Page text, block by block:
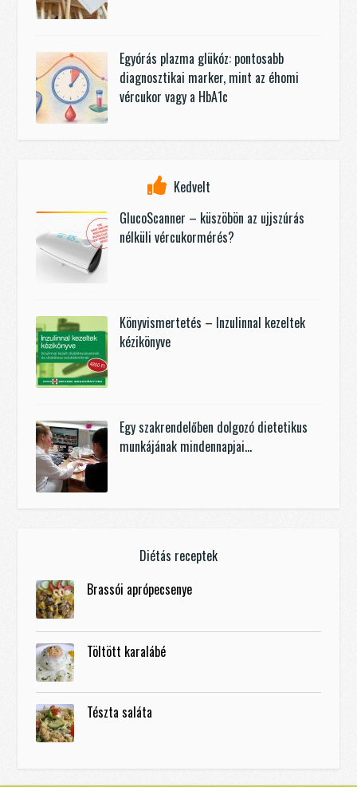
Egyórás plazma glükóz: pontosabb
diagnosztikai marker, mint az éhomi
vércukor vagy a HbA1c
Kedvelt
GlucoScanner – küszöbön az ujjszúrás
nélküli vércukormérés?
Könyvismertetés – Inzulinnal kezeltek
kézikönyve
Egy szakrendelőben dolgozó dietetikus
munkájának mindennapjai…
Diétás receptek
Brassói aprópecsenye
Töltött karalábé
Tészta saláta